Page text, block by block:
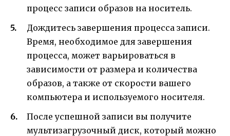
процесс записи образов на носитель.
Дождитесь завершения процесса записи.
Время, необходимое для завершения
процесса, может варьироваться в
зависимости от размера и количества
образов, а также от скорости вашего
компьютера и используемого носителя.
После успешной записи вы получите
мультизагрузочный диск, который можно